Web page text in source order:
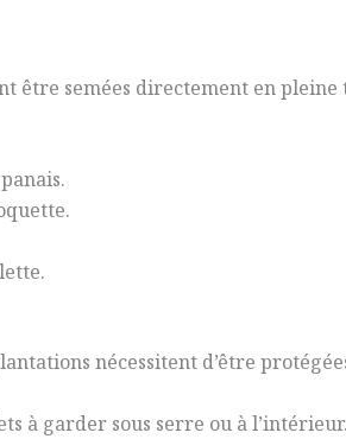
être semées directement en
nécessitent d’être
à garder sous serre ou à l’intérieur.